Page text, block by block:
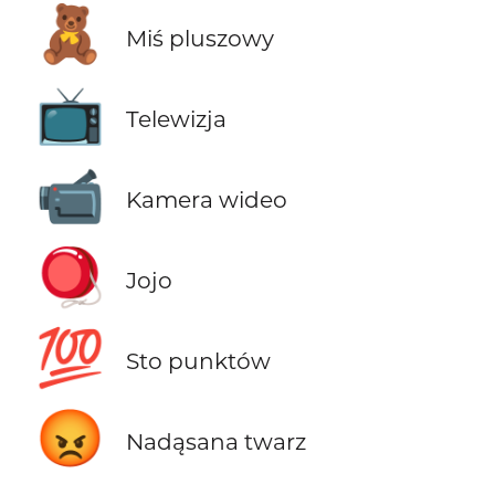
🧸 Miś pluszowy
📺 Telewizja
📹 Kamera wideo
🪀 Jojo
💯 Sto punktów
😡 Nadąsana twarz